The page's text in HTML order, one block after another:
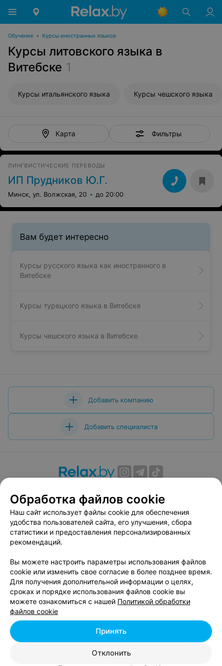
Обучение • Курсы иностранных языков
Курсы литовского языка в
Витебске 1
Курсы итальянского языка Курсы чешского языка
Карта Фильтры
ЛИНГВИСТИЧЕСКИЕ ПЕРЕВОДЫ
ИП Прудников Ю.Г.
Минск, ул. Волжская, 20 до 20:00
Вам будет интересно
Курсы русского языка как иностранного в
Витебске
Курсы турецкого языка в Витебске
Курсы чешского языка в Витебске
Добавить компанию
Добавить специалиста
Вакансии
Публичный договор
Способы оплаты
Публичный договор по использованию сервиса
«Афиша»
Пользовательское соглашение
Связаться по вопросам сотрудничества
Написать руководителю relax.by
Персональные настройки cookie
Обработка персональных данных
| 220012, Республика Беларусь, г. Минск,
Обработка файлов cookie
Наш сайт использует файлы cookie для обеспечения
удобства пользователей сайта, его улучшения, сбора
статистики и предоставления персонализированных
рекомендаций.
Вы можете настроить параметры использования файлов
cookie или изменить свое согласие в более позднее время.
Для получения дополнительной информации о целях,
сроках и порядке использования файлов cookie вы
можете ознакомиться с нашей Политикой обработки
файлов cookie
Отклонить
Принять